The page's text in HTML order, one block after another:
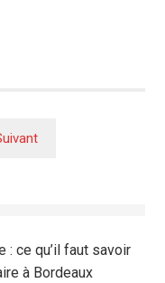
: ce qu’il faut savoir
à Bordeaux